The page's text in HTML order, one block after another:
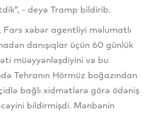
- deyə Tramp bildirib.
Fars xəbər agentliyi məlumatlı
danışıqlar üçün 60 günlük
müəyyənləşdiyini və bu
Tehranın Hörmüz boğazından
bağlı xidmətlərə görə ödəniş
bildirmişdi. Mənbənin